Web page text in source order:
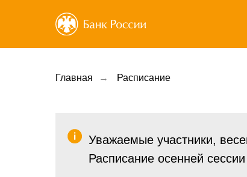
Главная → Расписание
Уважаемые участники,
Расписание осенней